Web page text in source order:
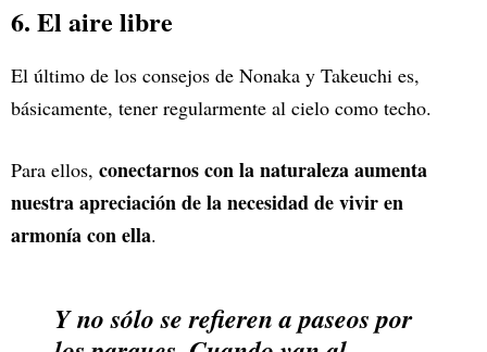
6. El aire libre
El último de los consejos de Nonaka y Takeuchi es,
básicamente, tener regularmente al cielo como techo.
Para ellos, conectarnos con la naturaleza aumenta
nuestra apreciación de la necesidad de vivir en
armonía con ella.
Y no sólo se refieren a paseos por